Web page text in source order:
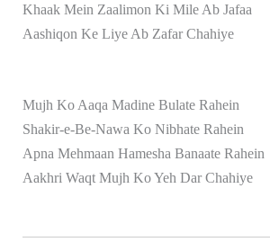
Khaak Mein Zaalimon Ki Mile Ab Jafaa
Aashiqon Ke Liye Ab Zafar Chahiye
Mujh Ko Aaqa Madine Bulate Rahein
Shakir-e-Be-Nawa Ko Nibhate Rahein
Apna Mehmaan Hamesha Banaate Rahein
Aakhri Waqt Mujh Ko Yeh Dar Chahiye